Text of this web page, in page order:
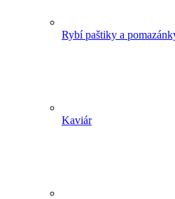
Rybí paštiky a
Kaviár